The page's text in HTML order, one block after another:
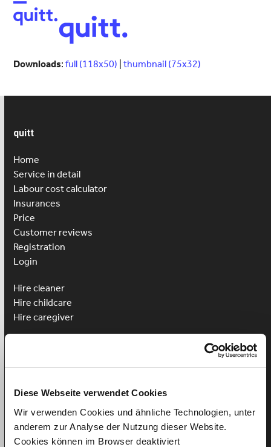
Diese Webseite verwendet Cookies
Wir verwenden Cookies und ähnliche Technologien, unter
anderem zur Analyse der Nutzung dieser Website.
Cookies können im Browser deaktiviert
Open
mobile
Close
mobile
Downloads:full (118x50) |thumbnail (75x32)
quitt
Home
Service in detail
Labour cost calculator
Insurances
Price
Customer reviews
Registration
Login
Hire cleaner
Hire childcare
Hire caregiver
Win a Language Course